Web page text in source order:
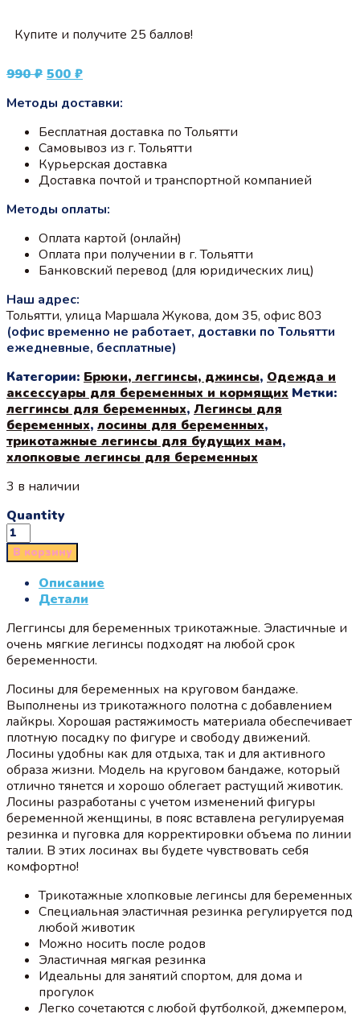
Купите и получите 25 баллов!
990₽ Первоначальная
составляла
500 ₽Текущая
500 ₽.
Методы доставки:
Бесплатная доставка по Тольятти
Самовывоз из г. Тольятти
Курьерская доставка
Доставка почтой и транспортной компанией
Методы оплаты:
Оплата картой (онлайн)
Оплата при получении в г. Тольятти
Банковский перевод (для юридических лиц)
Наш адрес:
Тольятти, улица Маршала Жукова, дом 35, офис 803
(офис временно не работает, доставки по Тольятти
ежедневные, бесплатные)
Категории: Брюки, леггинсы, джинсы, Одежда и
аксессуары для беременных и кормящих Метки:
леггинсы для беременных, Легинсы для
беременных, лосины для беременных,
трикотажные легинсы для будущих мам,
хлопковые легинсы для беременных
3 в наличии
Quantity
В корзину
Описание
Детали
Леггинсы для беременных трикотажные. Эластичные и
очень мягкие легинсы подходят на любой срок
беременности.
Лосины для беременных на круговом бандаже.
Выполнены из трикотажного полотна с добавлением
лайкры. Хорошая растяжимость материала обеспечивает
плотную посадку по фигуре и свободу движений.
Лосины удобны как для отдыха, так и для активного
образа жизни. Модель на круговом бандаже, который
отлично тянется и хорошо облегает растущий животик.
Лосины разработаны с учетом изменений фигуры
беременной женщины, в пояс вставлена регулируемая
резинка и пуговка для корректировки объема по линии
талии. В этих лосинах вы будете чувствовать себя
комфортно!
Трикотажные хлопковые легинсы для беременных
Специальная эластичная резинка регулируется под
любой животик
Можно носить после родов
Эластичная мягкая резинка
Идеальны для занятий спортом, для дома и
прогулок
Легко сочетаются с любой футболкой, джемпером,